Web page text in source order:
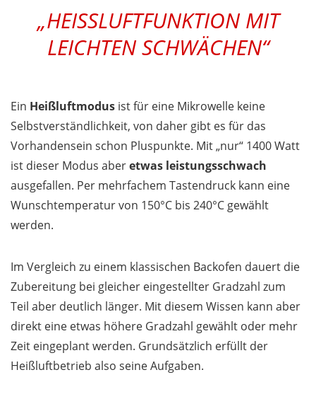
„HEISSLUFTFUNKTION MIT L
EICHTEN SCHWÄCHEN“
Ein Heißluftmodus ist für eine Mikrowelle keine
Selbstverständlichkeit, von daher gibt es für das
Vorhandensein schon Pluspunkte. Mit „nur“ 1400 Watt
ist dieser Modus aberetwas leistungsschwach
ausgefallen. Per mehrfachem Tastendruck kann eine
Wunschtemperatur von 150°C bis 240°C gewählt
werden.
Im Vergleich zu einem klassischen Backofen dauert die
Zubereitung bei gleicher eingestellter Gradzahl zum
Teil aber deutlich länger. Mit diesem Wissen kann aber
direkt eine etwas höhere Gradzahl gewählt oder mehr
Zeit eingeplant werden. Grundsätzlich erfüllt der
Heißluftbetrieb also seine Aufgaben.